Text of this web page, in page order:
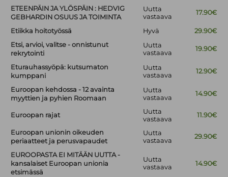
ETEENPÄIN JA YLÖSPÄIN : HEDVIG
GEBHARDIN OSUUS JA TOIMINTA
Uutta
vastaava
17.90€
Etiikka hoitotyössä Hyvä
29.90€
Etsi, arvioi, valitse - onnistunut
rekrytointi
Uutta
vastaava
19.90€
Eturauhassyöpä: kutsumaton
kumppani
Uutta
vastaava
12.90€
Euroopan kehdossa - 12 avainta
myyttien ja pyhien Roomaan
Uutta
vastaava
14.90€
Euroopan rajat
Uutta
vastaava
11.90€
Euroopan unionin oikeuden
periaatteet ja perusvapaudet
Uutta
vastaava
29.90€
EUROOPASTA EI MITÄÄN UUTTA -
kansalaiset Euroopan unionia
etsimässä
Uutta
vastaava
14.90€